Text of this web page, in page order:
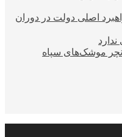
اصلی دولت در دوران
موشک‌های سپاه